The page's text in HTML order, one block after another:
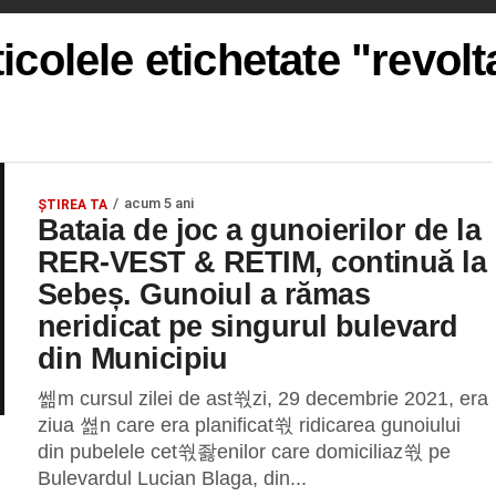
etichetate
ŞTIREA TA acum 5 ani
Bataia de joc a gunoierilor de la
RER-VEST & RETIM, continuă la
Sebeș. Gunoiul a rămas
neridicat pe singurul bulevard
din Municipiu
쎎m cursul zilei de ast쒃zi, 29 decembrie 2021, era
ziua 쎮n care era planificat쒃 ridicarea gunoiului
din pubelele cet쒃좛enilor care domiciliaz쒃 pe
Bulevardul Lucian Blaga, din...